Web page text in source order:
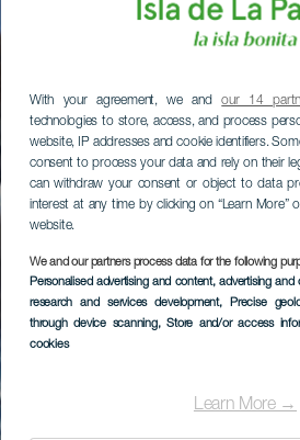
With your agreement, we andour 14
technologies to store, access, and process
website, IP addresses and cookie identifiers.
consent to process your data and rely on their
can withdraw your consent or object to data
interest at any time by clicking on “Learn More”
website.
We and our partners process data for the following
Personalised advertising and content, advertising
research and services development, Precise
through device scanning, Store and/or access
cookies
Learn More →